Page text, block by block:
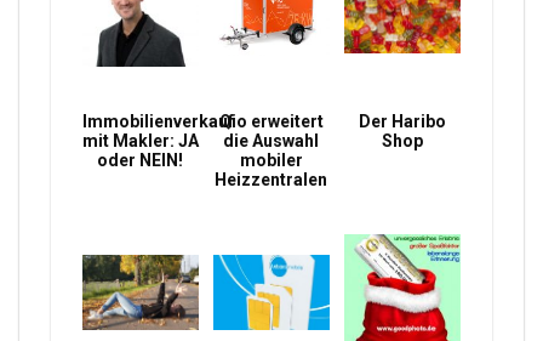
Immobilienverkauf
mit Makler: JA
oder NEIN!
Qio erweitert
die Auswahl
mobiler
Heizzentralen
Der Haribo
Shop